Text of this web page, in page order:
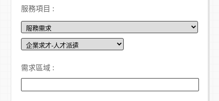
服務項目 :
需求區域 :